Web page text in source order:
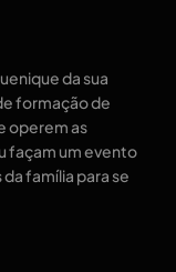
da sua
formação de
operem as
façam um evento
família para se